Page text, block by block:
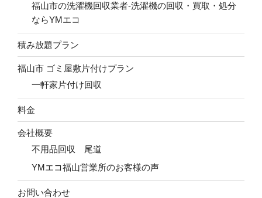
福山市の洗濯機回収業者-洗濯機の回収・買取・処分
ならYMエコ
積み放題プラン
福山市 ゴミ屋敷片付けプラン
一軒家片付け回収
料金
会社概要
不用品回収 尾道
YMエコ福山営業所のお客様の声
お問い合わせ